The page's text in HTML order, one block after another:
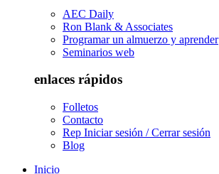
AEC Daily
Ron Blank & Associates
Programar un almuerzo y aprender
Seminarios web
enlaces rápidos
Folletos
Contacto
Rep Iniciar sesión / Cerrar sesión
Blog
Inicio